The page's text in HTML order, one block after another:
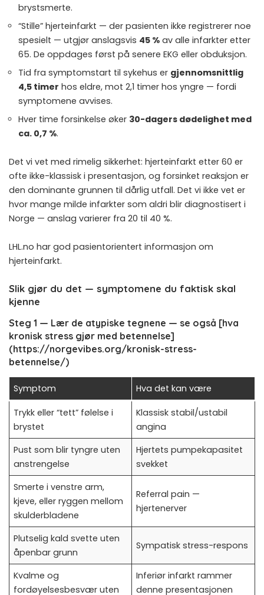
brystsmerte.
“Stille” hjerteinfarkt — der pasienten ikke registrerer noe
spesielt — utgjør anslagsvis 45 % av alle infarkter etter
65. De oppdages først på senere EKG eller obduksjon.
Tid fra symptomstart til sykehus er gjennomsnittlig
4,5 timer hos eldre, mot 2,1 timer hos yngre — fordi
symptomene avvises.
Hver time forsinkelse øker 30-dagers dødelighet med
ca. 0,7 %.
Det vi vet med rimelig sikkerhet: hjerteinfarkt etter 60 er
ofte ikke-klassisk i presentasjon, og forsinket reaksjon er
den dominante grunnen til dårlig utfall. Det vi ikke vet er
hvor mange milde infarkter som aldri blir diagnostisert i
Norge — anslag varierer fra 20 til 40 %.
LHL.no har god pasientorientert informasjon om
hjerteinfarkt.
Slik gjør du det — symptomene du faktisk skal
kjenne
Steg 1 — Lær de atypiske tegnene — se også [hva
kronisk stress gjør med betennelse]
(https://norgevibes.org/kronisk-stress-
betennelse/)
Symptom Hva det kan være
Trykk eller “tett” følelse i
brystet
Klassisk stabil/ustabil
angina
Pust som blir tyngre uten
anstrengelse
Hjertets pumpekapasitet
svekket
Smerte i venstre arm,
kjeve, eller ryggen mellom
skulderbladene
Referral pain —
hjertenerver
Plutselig kald svette uten
åpenbar grunn
Sympatisk stress-respons
Kvalme og
fordøyelsesbesvær uten
Inferiør infarkt rammer
denne presentasjonen